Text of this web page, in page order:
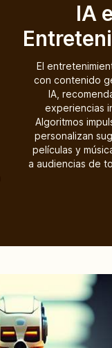
IA
El
con contenido
IA,
experiencias
Algoritmos
personalizan
películas y
a audiencias de